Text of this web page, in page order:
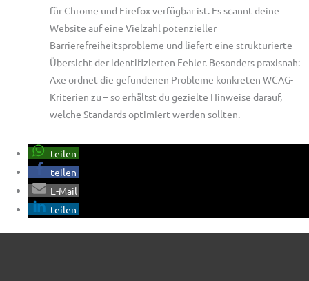
für Chrome und Firefox verfügbar ist. Es scannt deine
Website auf eine Vielzahl potenzieller
Barrierefreiheitsprobleme und liefert eine strukturierte
Übersicht der identifizierten Fehler. Besonders praxisnah:
Axe ordnet die gefundenen Probleme konkreten WCAG-
Kriterien zu – so erhältst du gezielte Hinweise darauf,
welche Standards optimiert werden sollten.
teilen
teilen
E-Mail
teilen